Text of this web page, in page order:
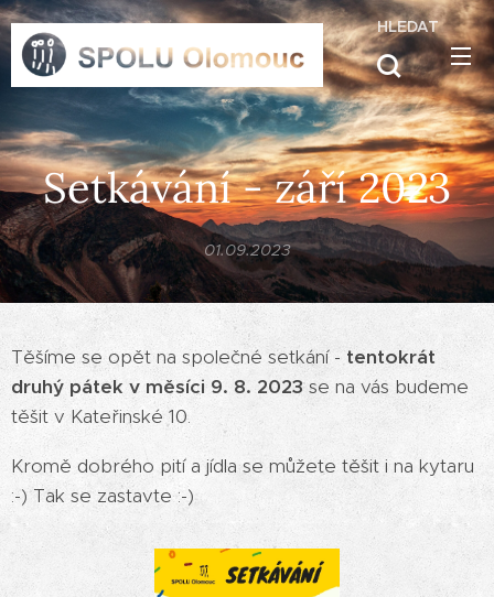
HLEDAT
Setkávání - září 2023
01.09.2023
Těšíme se opět na společné setkání -tentokrát
druhý pátek v měsíci 9. 8. 2023se na vás budeme
těšit v Kateřinské 10.
Kromě dobrého pití a jídla se můžete těšit i na kytaru
:-) Tak se zastavte :-)